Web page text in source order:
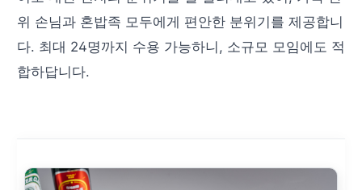
위 손님과 혼밥족 모두에게 편안한 분위기를 제공합니
다. 최대 24명까지 수용 가능하니, 소규모 모임에도 적
합하답니다.